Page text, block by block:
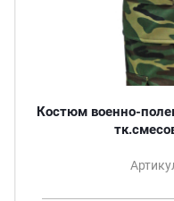
Костюм военно-